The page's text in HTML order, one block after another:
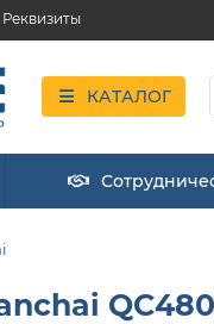
Реквизиты
КАТАЛОГ